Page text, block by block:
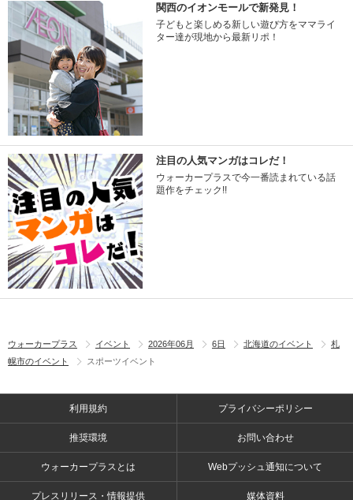
関西のイオンモールで新発見！
子どもと楽しめる新しい遊び方をママライ
ター達が現地から最新リポ！
注目の人気マンガはコレだ！
ウォーカープラスで今一番読まれている話
題作をチェック!!
ウォーカープラス イベント 2026年06月 6日 北海道のイベント
札
幌市のイベント
スポーツイベント
利用規約 プライバシーポリシー
推奨環境 お問い合わせ
ウォーカープラスとは Webプッシュ通知について
プレスリリース・情報提供 媒体資料